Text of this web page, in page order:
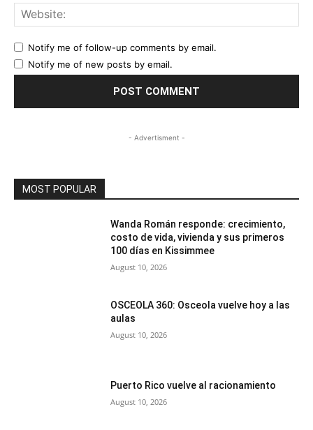
Notify me of follow-up comments by email.
Notify me of new posts by email.
- Advertisment -
MOST POPULAR
Wanda Román responde: crecimiento,
costo de vida, vivienda y sus primeros
100 días en Kissimmee
August 10, 2026
OSCEOLA 360: Osceola vuelve hoy a las
aulas
August 10, 2026
Puerto Rico vuelve al racionamiento
August 10, 2026